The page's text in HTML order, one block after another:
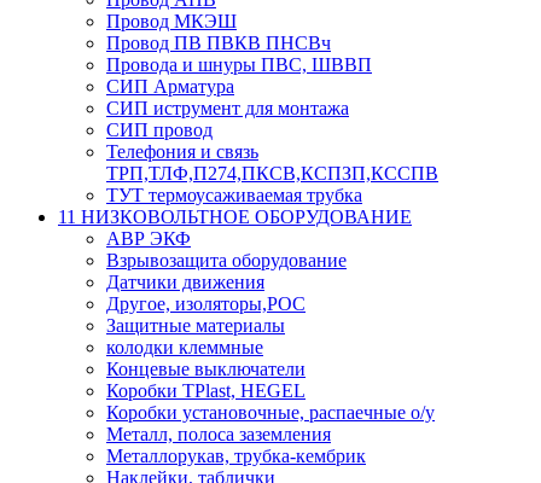
Провод МКЭШ
Провод ПВ ПВКВ ПНСВч
Провода и шнуры ПВС, ШВВП
СИП Арматура
СИП иструмент для монтажа
СИП провод
Телефония и связь
ТРП,ТЛФ,П274,ПКСВ,КСПЗП,КССПВ
ТУТ термоусаживаемая трубка
11 НИЗКОВОЛЬТНОЕ ОБОРУДОВАНИЕ
АВР ЭКФ
Взрывозащита оборудование
Датчики движения
Другое, изоляторы,РОС
Защитные материалы
колодки клеммные
Концевые выключатели
Коробки TPlast, HEGEL
Коробки установочные, распаечные о/у
Металл, полоса заземления
Металлорукав, трубка-кембрик
Наклейки, таблички